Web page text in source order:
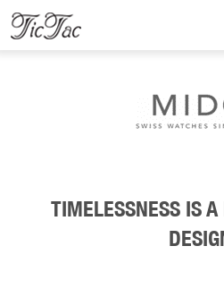
TIMELESSNESS IS